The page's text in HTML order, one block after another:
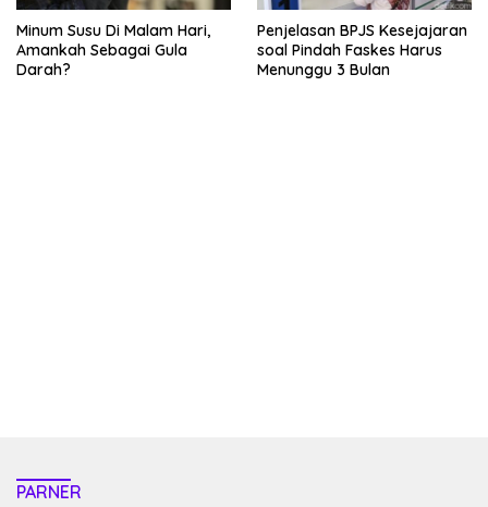
Minum Susu Di Malam Hari,
Amankah Sebagai Gula
Darah?
Penjelasan BPJS Kesejajaran
soal Pindah Faskes Harus
Menunggu 3 Bulan
PARNER